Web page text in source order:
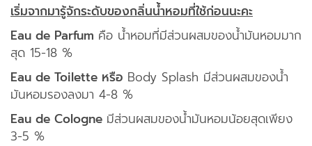
เริ่มจากมารู้จักระดับของกลิ่นน้ำหอมที่ใช้ก่อนนะคะ
Eau de Parfum คือ นํ้าหอมที่มีส่วนผสมของนํ้ามันหอมมาก
สุด 15-18 %
Eau de Toilette หรือ Body Splash มีส่วนผสมของนํ้า
มันหอมรองลงมา 4-8 %
Eau de Cologne มีส่วนผสมของนํ้ามันหอมน้อยสุดเพียง
3-5 %